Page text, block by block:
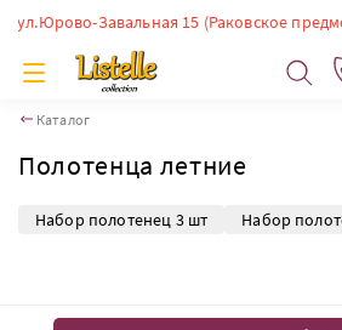
Завальная 15 (Раковское предместье,
Каталог
Полотенца летние
Набор полотенец 3 шт Набор